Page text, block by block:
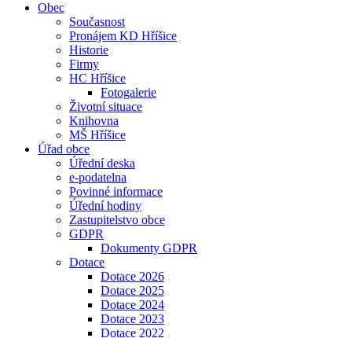
Obec
Současnost
Pronájem KD Hříšice
Historie
Firmy
HC Hříšice
Fotogalerie
Životní situace
Knihovna
MŠ Hříšice
Úřad obce
Úřední deska
e-podatelna
Povinné informace
Úřední hodiny
Zastupitelstvo obce
GDPR
Dokumenty GDPR
Dotace
Dotace 2026
Dotace 2025
Dotace 2024
Dotace 2023
Dotace 2022